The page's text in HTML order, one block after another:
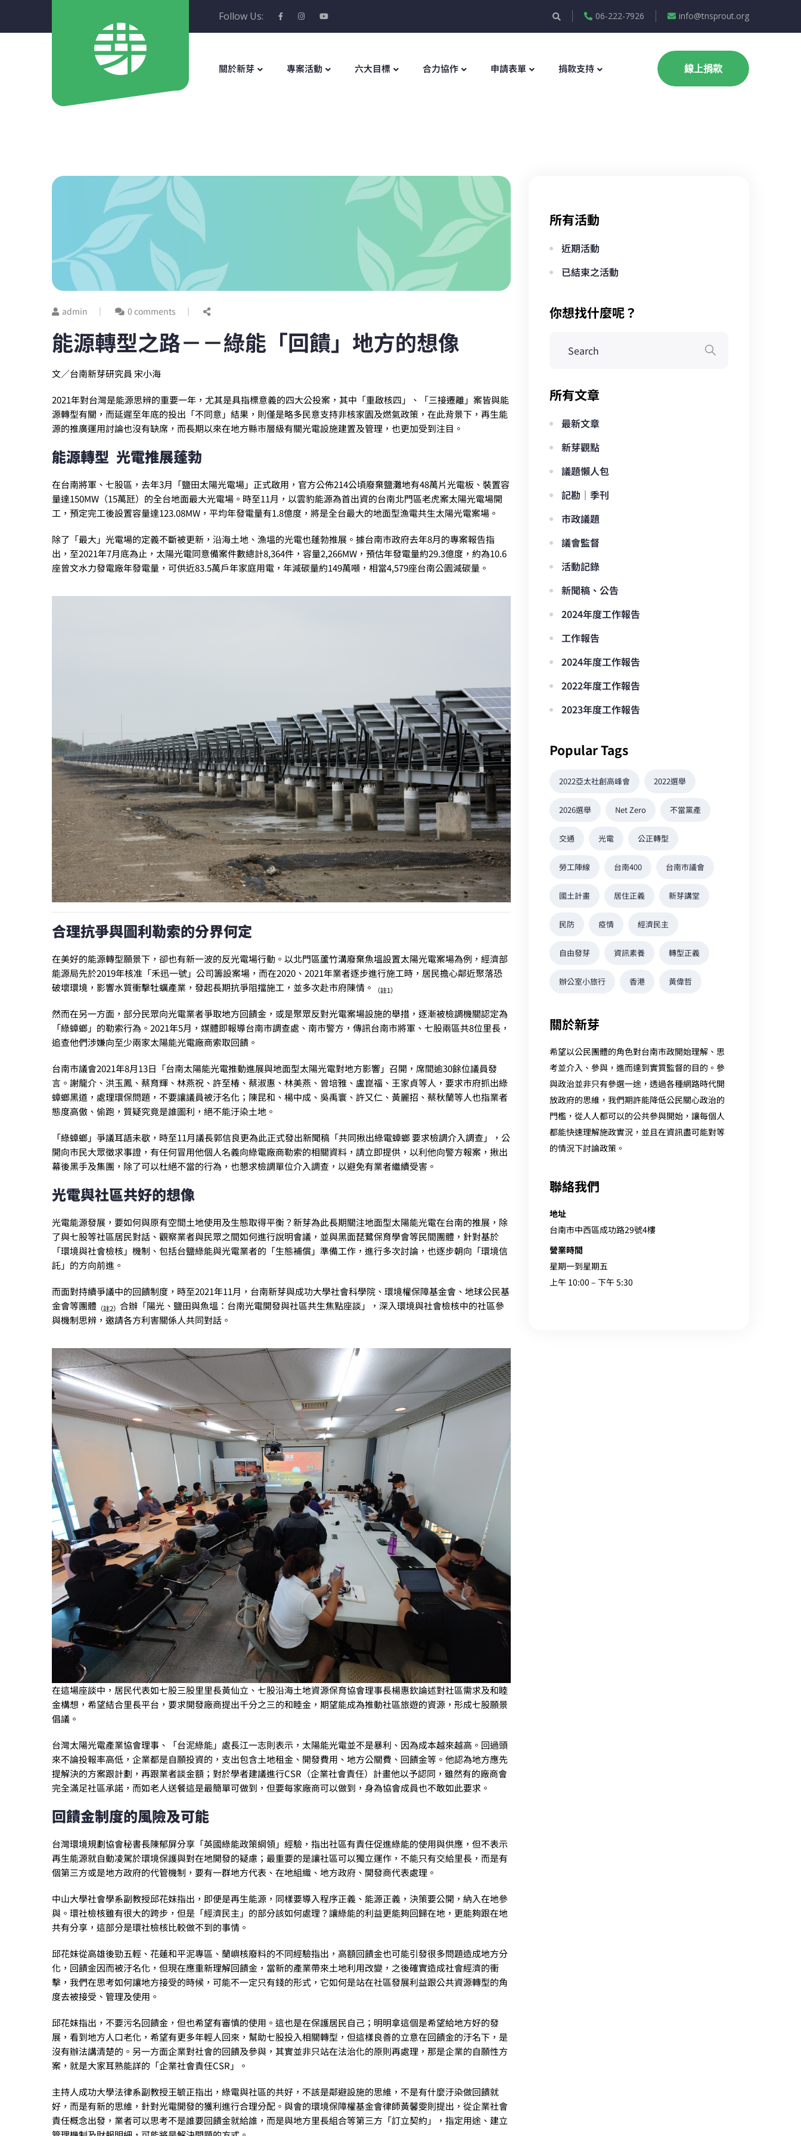
Follow Us: 06-222-7926 info@tnsprout.org
關於新芽 專案活動 六大目標 合力協作 申請表單 捐款支持 線上捐款
admin 0 comments
能源轉型之路－－綠能「回饋」地方的想像
文／台南新芽研究員 宋小海
2021年對台灣是能源思辨的重要一年，尤其是具指標意義的四大公投案，其中「重啟核四」、「三接遷離」案皆與能
源轉型有關，而延遲至年底的投出「不同意」結果，則僅是略多民意支持非核家園及燃氣政策，在此背景下，再生能
源的推廣運用討論也沒有缺席，而長期以來在地方縣市層級有關光電設施建置及管理，也更加受到注目。
能源轉型 光電推展蓬勃
在台南將軍、七股區，去年3月「鹽田太陽光電場」正式啟用，官方公佈214公頃廢棄鹽灘地有48萬片光電板、裝置容
量達150MW（15萬瓩）的全台地面最大光電場。時至11月，以雲豹能源為首出資的台南北門區老虎案太陽光電場開
工，預定完工後設置容量達123.08MW，平均年發電量有1.8億度，將是全台最大的地面型漁電共生太陽光電案場。
除了「最大」光電場的定義不斷被更新，沿海土地、漁塭的光電也蓬勃推展。據台南市政府去年8月的專案報告指
出，至2021年7月底為止，太陽光電同意備案件數總計8,364件，容量2,266MW，預估年發電量約29.3億度，約為10.6
座曾文水力發電廠年發電量，可供近83.5萬戶年家庭用電，年減碳量約149萬噸，相當4,579座台南公園減碳量。
合理抗爭與圖利勒索的分界何定
在美好的能源轉型願景下，卻也有新一波的反光電場行動。以北門區蘆竹溝廢棄魚塭設置太陽光電案場為例，經濟部
能源局先於2019年核准「禾迅一號」公司籌設案場，而在2020、2021年業者逐步進行施工時，居民擔心鄰近聚落恐
破壞環境，影響水質衝擊牡蠣產業，發起長期抗爭阻擋施工，並多次赴市府陳情。
（註1）
然而在另一方面，部分民眾向光電業者爭取地方回饋金，或是聚眾反對光電案場設施的舉措，逐漸被檢調機關認定為
「綠蟑螂」的勒索行為。2021年5月，媒體即報導台南市調查處、南市警方，傳訊台南市將軍、七股兩區共8位里長，
追查他們涉嫌向至少兩家太陽能光電廠商索取回饋。
台南市議會2021年8月13日「台南太陽能光電推動進展與地面型太陽光電對地方影響」召開，席間逾30餘位議員發
言。謝龍介、洪玉鳳、蔡育輝、林燕祝、許至椿、蔡淑惠、林美燕、曾培雅、盧崑福、王家貞等人，要求市府抓出綠
蟑螂黑道，處理環保問題，不要讓議員被汙名化；陳昆和、楊中成、吳禹寰、許又仁、黃麗招、蔡秋蘭等人也指業者
態度高傲、偷跑，質疑究竟是誰圖利，絕不能汙染土地。
「綠蟑螂」爭議耳語未歇，時至11月議長郭信良更為此正式發出新聞稿「共同揪出綠電蟑螂 要求檢調介入調查」，公
開向市民大眾徵求事證，有任何冒用他個人名義向綠電廠商勒索的相關資料，請立即提供，以利他向警方報案，揪出
幕後黑手及集團，除了可以杜絕不當的行為，也懇求檢調單位介入調查，以避免有業者繼續受害。
光電與社區共好的想像
光電能源發展，要如何與原有空間土地使用及生態取得平衡？新芽為此長期關注地面型太陽能光電在台南的推展，除
了與七股等社區居民對話、觀察業者與民眾之間如何進行說明會議，並與黑面琵鷺保育學會等民間團體，針對基於
「環境與社會檢核」機制、包括台鹽綠能與光電業者的「生態補償」準備工作，進行多次討論，也逐步朝向「環境信
託」的方向前進。
而面對持續爭議中的回饋制度，時至2021年11月，台南新芽與成功大學社會科學院、環境權保障基金會、地球公民基
金會等團體 （註2） 合辦「陽光、鹽田與魚塭：台南光電開發與社區共生焦點座談」，深入環境與社會檢核中的社區參
與機制思辨，邀請各方利害關係人共同對話。
在這場座談中，居民代表如七股三股里里長黃仙立、七股沿海土地資源保育協會理事長楊惠欽論述對社區需求及和睦
金構想，希望結合里長平台，要求開發廠商提出千分之三的和睦金，期望能成為推動社區旅遊的資源，形成七股願景
倡議。
台灣太陽光電產業協會理事、「台泥綠能」處長江一志則表示，太陽能光電並不是暴利、因為成本越來越高。回過頭
來不論投報率高低，企業都是自願投資的，支出包含土地租金、開發費用、地方公關費、回饋金等。他認為地方應先
提解決的方案跟計劃，再跟業者談金額；對於學者建議進行CSR（企業社會責任）計畫他以予認同，雖然有的廠商會
完全滿足社區承諾，而如老人送餐這是最簡單可做到，但要每家廠商可以做到，身為協會成員也不敢如此要求。
回饋金制度的風險及可能
台灣環境規劃協會秘書長陳郁屏分享「英國綠能政策綱領」經驗，指出社區有責任促進綠能的使用與供應，但不表示
再生能源就自動凌駕於環境保護與對在地開發的疑慮；最重要的是讓社區可以獨立運作，不能只有交給里長，而是有
個第三方或是地方政府的代管機制，要有一群地方代表、在地組織、地方政府、開發商代表處理。
中山大學社會學系副教授邱花妹指出，即便是再生能源，同樣要導入程序正義、能源正義，決策要公開，納入在地參
與。環社檢核雖有很大的跨步，但是「經濟民主」的部分該如何處理？讓綠能的利益更能夠回歸在地，更能夠跟在地
共有分享，這部分是環社檢核比較做不到的事情。
邱花妹從高雄後勁五輕、花蓮和平泥專區、蘭嶼核廢料的不同經驗指出，高額回饋金也可能引發很多問題造成地方分
化，回饋金因而被汙名化，但現在應重新理解回饋金，當新的產業帶來土地利用改變，之後確實造成社會經濟的衝
擊，我們在思考如何讓地方接受的時候，可能不一定只有錢的形式，它如何是站在社區發展利益跟公共資源轉型的角
度去被接受、管理及使用。
邱花妹指出，不要污名回饋金，但也希望有審慎的使用。這也是在保護居民自己；明明拿這個是希望給地方好的發
展，看到地方人口老化，希望有更多年輕人回來，幫助七股投入相關轉型，但這樣良善的立意在回饋金的汙名下，是
沒有辦法講清楚的。另一方面企業對社會的回饋及參與，其實並非只站在法治化的原則再處理，那是企業的自願性方
案，就是大家耳熟能詳的「企業社會責任CSR」。
主持人成功大學法律系副教授王毓正指出，綠電與社區的共好，不該是鄰避設施的思維，不是有什麼汙染做回饋就
好，而是有新的思維，針對光電開發的獲利進行合理分配。與會的環境保障權基金會律師黃馨雯則提出，從企業社會
責任概念出發，業者可以思考不是誰要回饋金就給誰，而是與地方里長組合等第三方「訂立契約」，指定用途、建立
所有活動
近期活動
已結束之活動
你想找什麼呢？
所有文章
最新文章
新芽觀點
議題懶人包
記勘｜季刊
市政議題
議會監督
活動記錄
新聞稿、公告
2024年度工作報告
工作報告
2024年度工作報告
2022年度工作報告
2023年度工作報告
Popular Tags
2022亞太社創高峰會 2022選舉
2026選舉 Net Zero 不當黨產
交通 光電 公正轉型
勞工陣線 台南400 台南市議會
國土計畫 居住正義 新芽講堂
民防 疫情 經濟民主
自由發芽 資訊素養 轉型正義
辦公室小旅行 香港 黃偉哲
關於新芽
希望以公民團體的角色對台南市政開始理解、思
考並介入、參與，進而達到實質監督的目的。參
與政治並非只有參選一途，透過各種網路時代開
放政府的思維，我們期許能降低公民關心政治的
門檻，從人人都可以的公共參與開始，讓每個人
都能快速理解施政實況，並且在資訊盡可能對等
的情況下討論政策。
聯絡我們
地址
台南市中西區成功路29號4樓
營業時間
星期一到星期五
上午 10:00 – 下午 5:30